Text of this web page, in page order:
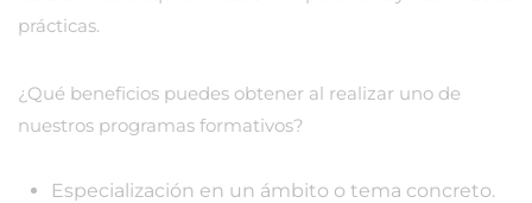
prácticas.
¿Qué beneficios puedes obtener al realizar uno de
nuestros programas formativos?
Especialización en un ámbito o tema concreto.